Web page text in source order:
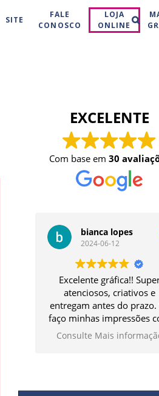
SITE
FALE
CONOSCO
LOJA
ONLINE
EXCELENTE
Com base em 30
bianca lopes
2024-06-12
Excelente gráfica!!
atenciosos, criativos e
entregam antes do prazo.
faço minhas impressões
eles!
Consulte Mais